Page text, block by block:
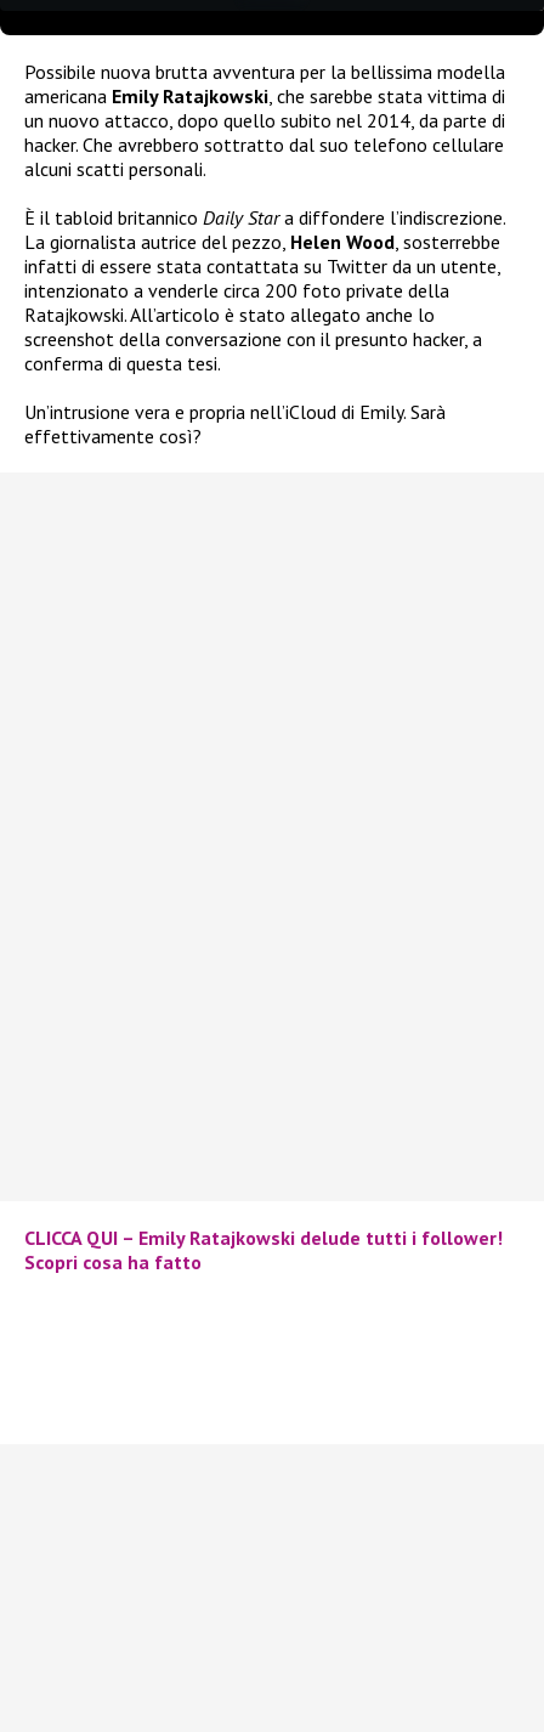
Possibile nuova brutta avventura per la bellissima modella
americana Emily Ratajkowski , che sarebbe stata vittima di
un nuovo attacco, dopo quello subito nel 2014, da parte di
hacker. Che avrebbero sottratto dal suo telefono cellulare
alcuni scatti personali.
È il tabloid britannico Daily Stara diffondere l’indiscrezione.
La giornalista autrice del pezzo, Helen Wood , sosterrebbe
infatti di essere stata contattata su Twitter da un utente,
intenzionato a venderle circa 200 foto private della
Ratajkowski. All’articolo è stato allegato anche lo
screenshot della conversazione con il presunto hacker, a
conferma di questa tesi.
Un’intrusione vera e propria nell’iCloud di Emily. Sarà
effettivamente così?
CLICCA QUI – Emily Ratajkowski delude tutti i follower!
Scopri cosa ha fatto